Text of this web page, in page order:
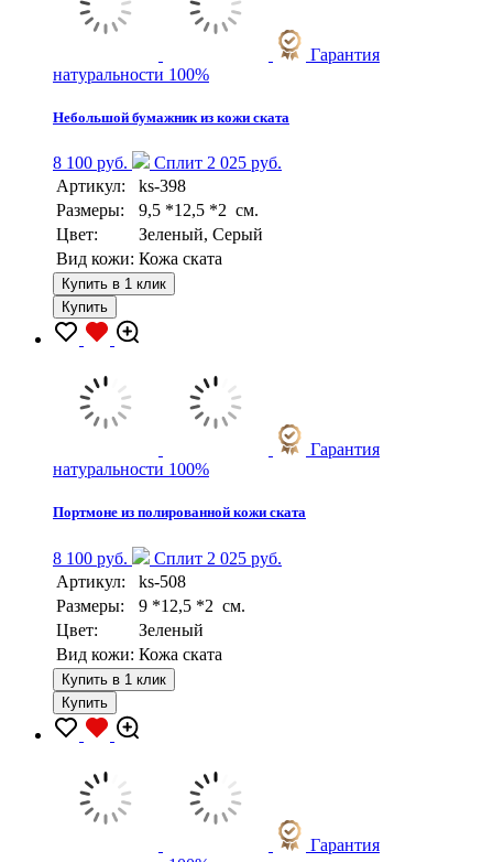
Гарантия
натуральности 100%
Небольшой бумажник из кожи ската
8 100 руб.
Сплит 2 025 руб.
Артикул:
ks-398
Размеры:
9,5 *12,5 *2 см.
Цвет:
Зеленый, Серый
Вид кожи: Кожа ската
Купить в 1 клик
Купить
Гарантия
натуральности 100%
Портмоне из полированной кожи ската
8 100 руб.
Сплит 2 025 руб.
Артикул:
ks-508
Размеры:
9 *12,5 *2 см.
Цвет:
Зеленый
Вид кожи: Кожа ската
Купить в 1 клик
Купить
Гарантия